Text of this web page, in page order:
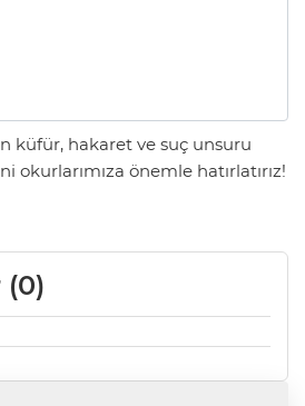
küfür, hakaret ve suç unsuru
önemle hatırlatırız!
(0)